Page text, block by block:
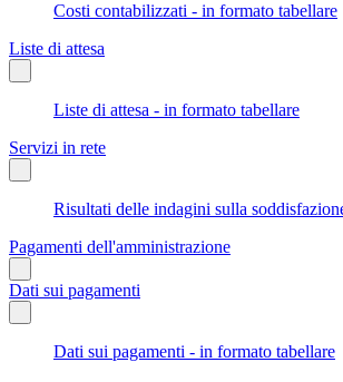
Costi contabilizzati - in formato tabellare
Liste di attesa
Liste di attesa - in formato tabellare
Servizi in rete
Risultati delle indagini sulla
Pagamenti dell'amministrazione
Dati sui pagamenti
Dati sui pagamenti - in formato tabellare